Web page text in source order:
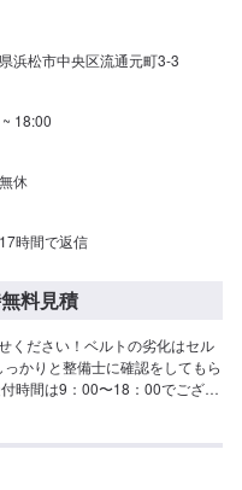
浜松市中央区流通元町3-3
18:00
休
時間で返信
料見積
ください！ベルトの劣化はセル
かりと整備士に確認をしてもら
時間は9：00〜18：00でござい